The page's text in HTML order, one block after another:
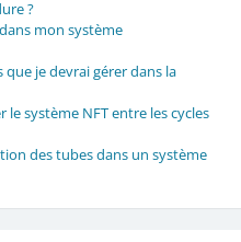
?
mon système
je devrai gérer dans la
système NFT entre les cycles
des tubes dans un système